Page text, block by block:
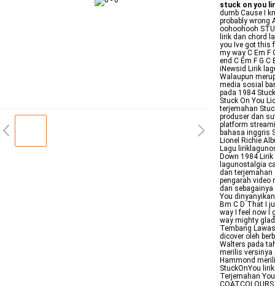
stuck on you
dumb Cause I
probably wrong
oohoohooh
lirik dan chord
you Ive got this
my way C Em F
end C Em F G
iNewsid Lirik
Walaupun
media sosial
pada 1984
Stuck On You
terjemahan
produser dan
platform
bahasa inggris
Lionel Richie
Lagu
Down 1984
lagunostalgia
dan terjemahan
pengarah video
dan sebagainya
You
Bm C D That I
way I feel now I
way mighty
Tembang
dicover oleh
Walters pada
merilis versinya
Hammond
StuckOnYou
Terjemahan